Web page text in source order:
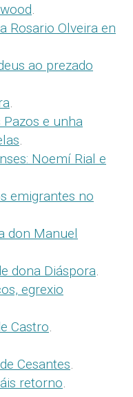
.
Rosario Olveira en
ao prezado
.
e unha
.
Noemí Rial e
emigrantes no
don Manuel
dona Diáspora.
egrexio
Castro.
Cesantes.
retorno.